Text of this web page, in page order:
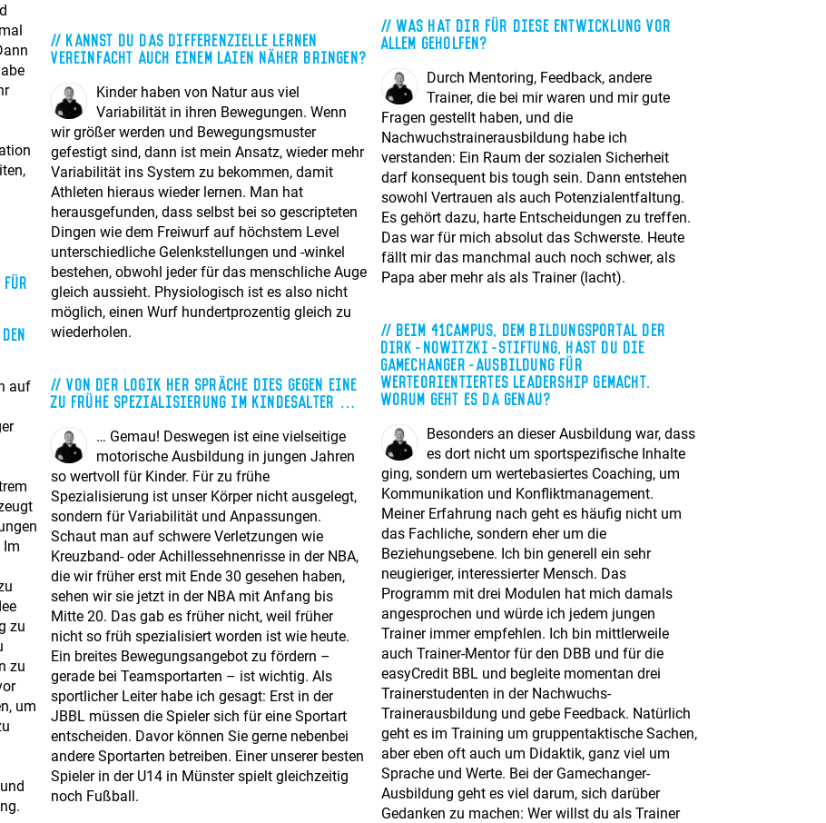
für
auf
Im
zu
zu
um
Kannst Du das differenzielle Lernen
vereinfacht auch einem Laien näher bringen?
Kinder haben von Natur aus viel
Variabilität in ihren Bewegungen. Wenn
wir größer werden und Bewegungsmuster
gefestigt sind, dann ist mein Ansatz, wieder mehr
Variabilität ins System zu bekommen, damit
Athleten hieraus wieder lernen. Man hat
herausgefunden, dass selbst bei so gescripteten
Dingen wie dem Freiwurf auf höchstem Level
unterschiedliche Gelenkstellungen und -winkel
bestehen, obwohl jeder für das menschliche Auge
gleich aussieht. Physiologisch ist es also nicht
möglich, einen Wurf hundertprozentig gleich zu
wiederholen.
Von der Logik her spräche dies gegen eine
zu frühe Spezialisierung im Kindesalter …
… Gemau! Deswegen ist eine vielseitige
motorische Ausbildung in jungen Jahren
so wertvoll für Kinder. Für zu frühe
Spezialisierung ist unser Körper nicht ausgelegt,
sondern für Variabilität und Anpassungen.
Schaut man auf schwere Verletzungen wie
Kreuzband- oder Achillessehnenrisse in der NBA,
die wir früher erst mit Ende 30 gesehen haben,
sehen wir sie jetzt in der NBA mit Anfang bis
Mitte 20. Das gab es früher nicht, weil früher
nicht so früh spezialisiert worden ist wie heute.
Ein breites Bewegungsangebot zu fördern –
gerade bei Teamsportarten – ist wichtig. Als
sportlicher Leiter habe ich gesagt: Erst in der
JBBL müssen die Spieler sich für eine Sportart
entscheiden. Davor können Sie gerne nebenbei
andere Sportarten betreiben. Einer unserer besten
Spieler in der U14 in Münster spielt gleichzeitig
noch Fußball.
Was hat Dir für diese Entwicklung vor
allem geholfen?
Durch Mentoring, Feedback, andere
Trainer, die bei mir waren und mir gute
Fragen gestellt haben, und die
Nachwuchstrainerausbildung habe ich
verstanden: Ein Raum der sozialen Sicherheit
darf konsequent bis tough sein. Dann entstehen
sowohl Vertrauen als auch Potenzialentfaltung.
Es gehört dazu, harte Entscheidungen zu treffen.
Das war für mich absolut das Schwerste. Heute
fällt mir das manchmal auch noch schwer, als
Papa aber mehr als als Trainer (lacht).
Beim 41Campus, dem Bildungsportal der
Dirk-Nowitzki-Stiftung, hast Du die
GameChanger-Ausbildung für
werteorientiertes Leadership gemacht.
Worum geht es da genau?
Besonders an dieser Ausbildung war, dass
es dort nicht um sportspezifische Inhalte
ging, sondern um wertebasiertes Coaching, um
Kommunikation und Konfliktmanagement.
Meiner Erfahrung nach geht es häufig nicht um
das Fachliche, sondern eher um die
Beziehungsebene. Ich bin generell ein sehr
neugieriger, interessierter Mensch. Das
Programm mit drei Modulen hat mich damals
angesprochen und würde ich jedem jungen
Trainer immer empfehlen. Ich bin mittlerweile
auch Trainer-Mentor für den DBB und für die
easyCredit BBL und begleite momentan drei
Trainerstudenten in der Nachwuchs-
Trainerausbildung und gebe Feedback. Natürlich
geht es im Training um gruppentaktische Sachen,
aber eben oft auch um Didaktik, ganz viel um
Sprache und Werte. Bei der Gamechanger-
Ausbildung geht es viel darum, sich darüber
Gedanken zu machen: Wer willst du als Trainer